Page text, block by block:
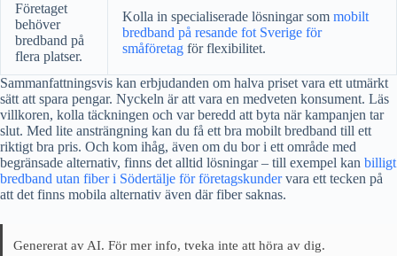
Företaget
behöver
bredband på
flera platser.
Kolla in specialiserade lösningar som mobilt
bredband på resande fot Sverige för
småföretag för flexibilitet.
Sammanfattningsvis kan erbjudanden om halva priset vara ett utmärkt
sätt att spara pengar. Nyckeln är att vara en medveten konsument. Läs
villkoren, kolla täckningen och var beredd att byta när kampanjen tar
slut. Med lite ansträngning kan du få ett bra mobilt bredband till ett
riktigt bra pris. Och kom ihåg, även om du bor i ett område med
begränsade alternativ, finns det alltid lösningar – till exempel kan billigt
bredband utan fiber i Södertälje för företagskundervara ett tecken på
att det finns mobila alternativ även där fiber saknas.
Genererat av AI. För mer info, tveka inte att höra av dig.